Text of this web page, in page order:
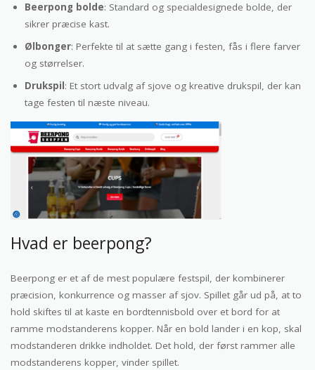
Beerpong bolde: Standard og specialdesignede bolde, der
sikrer præcise kast.
Ølbonger: Perfekte til at sætte gang i festen, fås i flere farver
og størrelser.
Drukspil: Et stort udvalg af sjove og kreative drukspil, der kan
tage festen til næste niveau.
Hvad er beerpong?
Beerpong er et af de mest populære festspil, der kombinerer
præcision, konkurrence og masser af sjov. Spillet går ud på, at to
hold skiftes til at kaste en bordtennisbold over et bord for at
ramme modstanderens kopper. Når en bold lander i en kop, skal
modstanderen drikke indholdet. Det hold, der først rammer alle
modstanderens kopper, vinder spillet.